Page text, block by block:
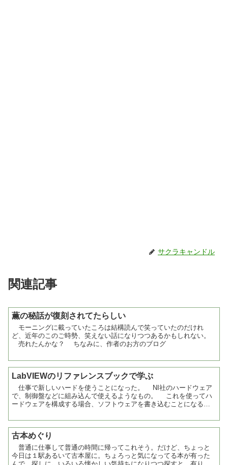
サクラキャンドル
関連記事
薫の秘話が復刻されてたらしい
モーニングに載っていたころは結構読んで笑っていたのだけれ
ど、近年のこのご時勢、笑えない話になりつつあるかもしれない。
売れたんかな？ ちなみに、作者のお方のブログ
LabVIEWのリファレンスブックで学ぶ
仕事で新しいハードを使うことになった。 NI社のハードウェア
で、制御盤などに組み込んで使えるようなもの。 これを使ってハ
ードウェアを構成する場合、ソフトウェアを書き込むことになる
古本めぐり
普通に仕事して普通の時間に帰ってこれそう。だけど、ちょっと
今日は１駅あるいて古本屋に。ちょろっと気になってる本が有った